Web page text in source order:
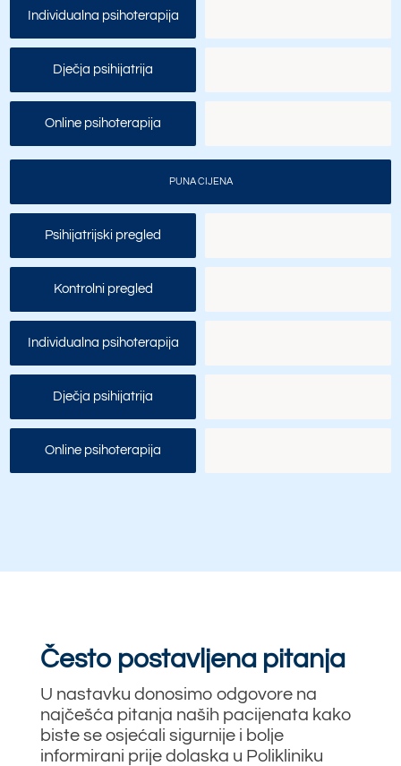
Individualna psihoterapija
Dječja psihijatrija
Online psihoterapija
Psihijatrijski pregled
Kontrolni pregled
Individualna psihoterapija
Dječja psihijatrija
Online psihoterapija
PUNA CIJENA
Često postavljena pitanja
U nastavku donosimo odgovore na
najčešća pitanja naših pacijenata kako
biste se osjećali sigurnije i bolje
informirani prije dolaska u Polikliniku